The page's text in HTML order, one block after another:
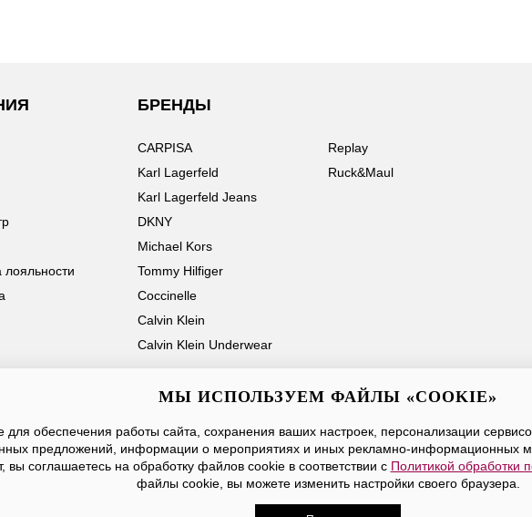
БРЕНДЫ
CARPISA
Karl Lagerfeld
Karl Lagerfeld Jeans
DKNY
Michael Kors
Tommy Hilfiger
Coccinelle
Calvin Klein
Calvin Klein Underwear
Replay
Ruck&Maul
или заполните
Ваше имя Email
Нажимая на кнопку «Отправить», вы принимаете условияПубличной оферты
МЫ ИСПОЛЬЗУЕМ ФАЙЛЫ «COOKIE»
обеспечения работы сайта, сохранения ваших настроек, персонализации
предложений, информации о мероприятиях и иных рекламно-информационных
вы соглашаетесь на обработку файлов cookie в соответствии с Политикой обработки
файлы cookie, вы можете изменить настройки своего браузера.